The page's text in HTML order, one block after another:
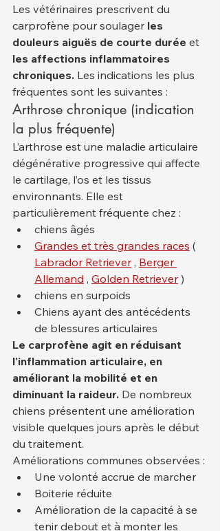
Les vétérinaires prescrivent du
carprofène pour soulager les
douleurs aiguës de courte durée et
les affections inflammatoires
chroniques. Les indications les plus
fréquentes sont les suivantes :
Arthrose chronique (indication
la plus fréquente)
L’arthrose est une maladie articulaire
dégénérative progressive qui affecte
le cartilage, l’os et les tissus
environnants. Elle est
particulièrement fréquente chez :
chiens âgés
Grandes et très grandes races (
Labrador Retriever , Berger
Allemand , Golden Retriever )
chiens en surpoids
Chiens ayant des antécédents
de blessures articulaires
Le carprofène agit en réduisant
l'inflammation articulaire, en
améliorant la mobilité et en
diminuant la raideur. De nombreux
chiens présentent une amélioration
visible quelques jours après le début
du traitement.
Améliorations communes observées :
Une volonté accrue de marcher
Boiterie réduite
Amélioration de la capacité à se
tenir debout et à monter les